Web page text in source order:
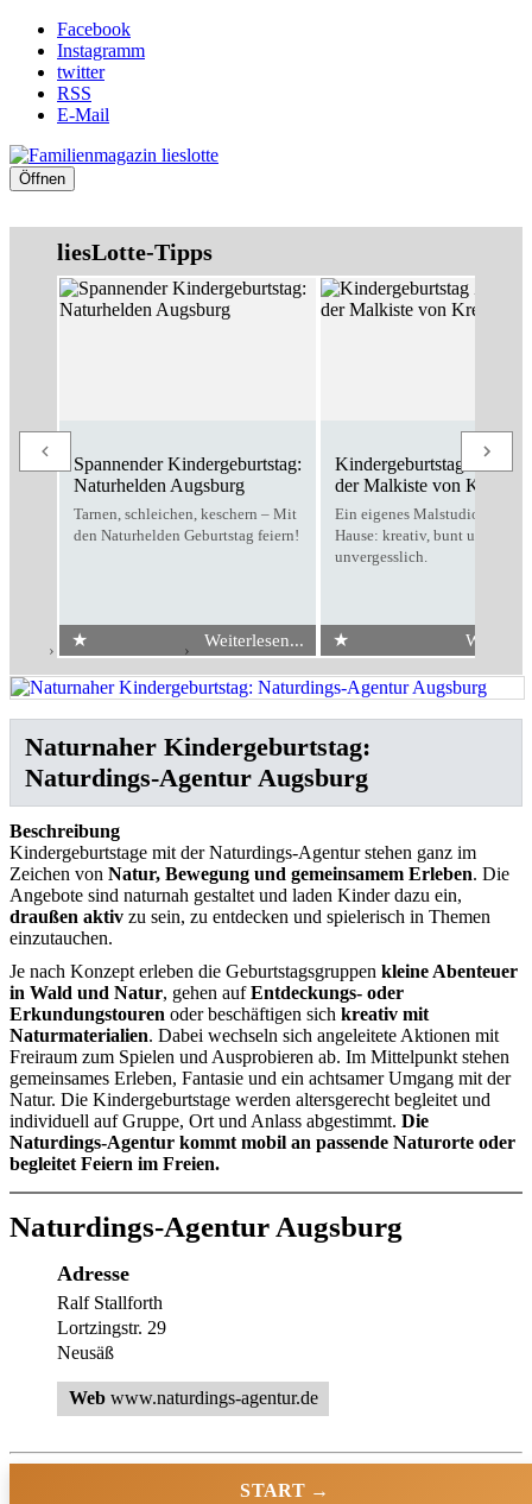
Facebook
Instagramm
twitter
RSS
E-Mail
Öffnen
liesLotte-Tipps
Spannender Kindergeburtstag:
Naturhelden Augsburg
Tarnen, schleichen, keschern – Mit
den Naturhelden Geburtstag feiern!
★ Weiterlesen...
Kindergeburtstag
der Malkiste von Kreativo
Ein eigenes Malstudio für zu
Hause: kreativ, bunt und
unvergesslich.
★
› Kindergeburtstag › Naturdings-Agentur Augsburg
Naturnaher Kindergeburtstag:
Naturdings-Agentur Augsburg
Beschreibung
Kindergeburtstage mit der Naturdings-Agentur stehen ganz im
Zeichen von Natur, Bewegung und gemeinsamem Erleben. Die
Angebote sind naturnah gestaltet und laden Kinder dazu ein,
draußen aktiv zu sein, zu entdecken und spielerisch in Themen
einzutauchen.
Je nach Konzept erleben die Geburtstagsgruppen kleine Abenteuer
in Wald und Natur, gehen aufEntdeckungs- oder
Erkundungstouren oder beschäftigen sich kreativ mit
Naturmaterialien. Dabei wechseln sich angeleitete Aktionen mit
Freiraum zum Spielen und Ausprobieren ab. Im Mittelpunkt stehen
gemeinsames Erleben, Fantasie und ein achtsamer Umgang mit der
Natur. Die Kindergeburtstage werden altersgerecht begleitet und
individuell auf Gruppe, Ort und Anlass abgestimmt. Die
Naturdings-Agentur kommt mobil an passende Naturorte oder
begleitet Feiern im Freien.
Naturdings-Agentur Augsburg
Adresse
Ralf Stallforth
Lortzingstr. 29
Neusäß
Web www.naturdings-agentur.de
START →